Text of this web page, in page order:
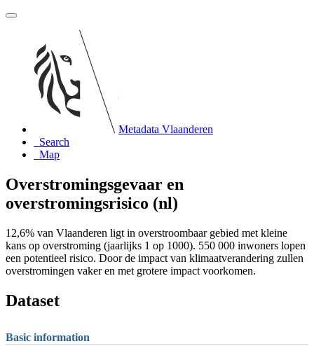
Metadata Vlaanderen
Search
Map
Overstromingsgevaar en
overstromingsrisico (nl)
12,6% van Vlaanderen ligt in overstroombaar gebied met kleine
kans op overstroming (jaarlijks 1 op 1000). 550 000 inwoners lopen
een potentieel risico. Door de impact van klimaatverandering zullen
overstromingen vaker en met grotere impact voorkomen.
Dataset
Basic information